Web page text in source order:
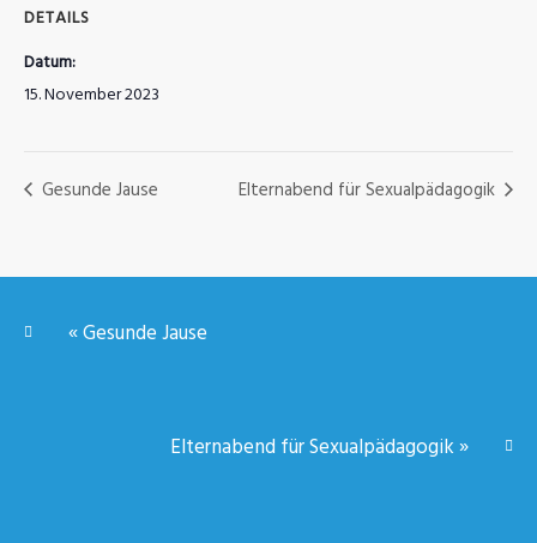
DETAILS
Datum:
15. November 2023
Gesunde Jause Elternabend für Sexualpädagogik
«Gesunde Jause
Elternabend für Sexualpädagogik»